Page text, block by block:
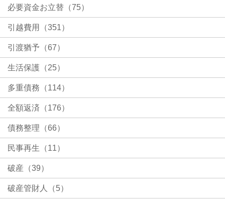
必要資金お立替（75）
引越費用（351）
引渡猶予（67）
生活保護（25）
多重債務（114）
全額返済（176）
債務整理（66）
民事再生（11）
破産（39）
破産管財人（5）